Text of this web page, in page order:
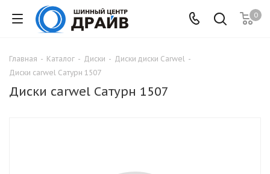
0
Главная - Каталог - Диски - Диски диски Carwel -
Диски carwel Сатурн 1507
Диски carwel Сатурн 1507